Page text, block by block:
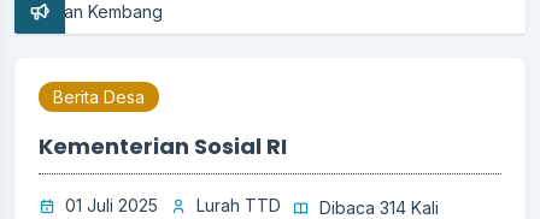
Kembang
Berita Desa
Kementerian Sosial RI
01 Juli 2025 Lurah TTD Dibaca 314 Kali